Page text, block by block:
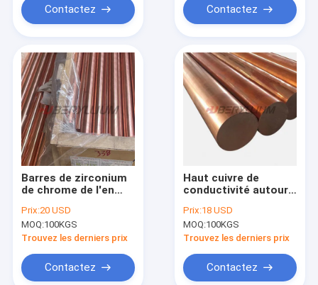
Contactez Contactez
Barres de zirconium
de chrome de l'en
des bagues et des
astuces de soudage
des goujons
Prix:20 USD
MOQ:100KGS
Trouvez les derniers prix
Contactez
Haut cuivre de
conductivité autour
insertions de
radiateur dans les
moules en plastique
Prix:18 USD
MOQ:100KGS
Trouvez les derniers prix
Contactez